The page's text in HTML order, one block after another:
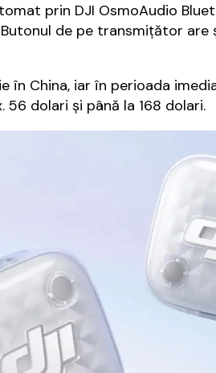
prin DJI OsmoAudio
de pe transmițător
în China, iar în perioada
56 dolari și până la 168 dolari.